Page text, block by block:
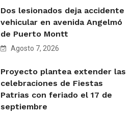
Dos lesionados deja accidente
vehicular en avenida Angelmó
de Puerto Montt
Agosto 7, 2026
Proyecto plantea extender las
celebraciones de Fiestas
Patrias con feriado el 17 de
septiembre